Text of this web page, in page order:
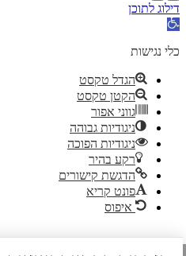
לתוכן
נגישות
הגדל טקסט
הקטן טקסט
גווני אפור
ניגודיות גבוהה
ניגודיות הפוכה
רקע בהיר
הדגשת קישורים
פונט קריא
איפוס